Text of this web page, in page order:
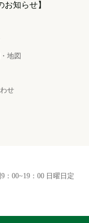
お知らせ】
地図
せ
：00~19：00 日曜日定